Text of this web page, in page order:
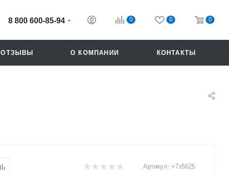
8 800 600-85-94 0 0 0
ОТЗЫВЫ О КОМПАНИИ КОНТАКТЫ
Артикул: +7з5625